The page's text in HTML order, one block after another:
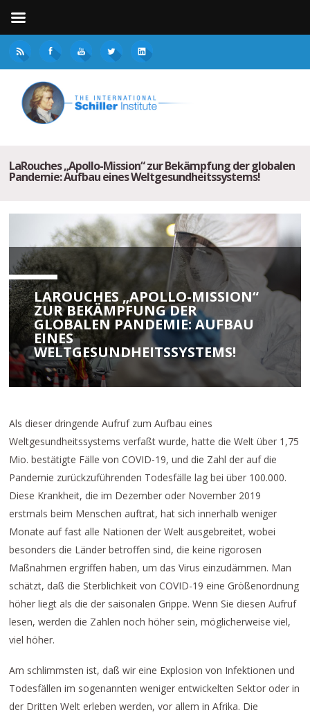
LaRouches „Apollo-Mission“ zur Bekämpfung der globalen
Pandemie: Aufbau eines Weltgesundheitssystems!
LAROUCHES „APOLLO-MISSION“
ZUR BEKÄMPFUNG DER
GLOBALEN PANDEMIE: AUFBAU
EINES
WELTGESUNDHEITSSYSTEMS!
Als dieser dringende Aufruf zum Aufbau eines
Weltgesundheitssystems verfaßt wurde, hatte die Welt über 1,75
Mio. bestätigte Fälle von COVID-19, und die Zahl der auf die
Pandemie zurückzuführenden Todesfälle lag bei über 100.000.
Diese Krankheit, die im Dezember oder November 2019
erstmals beim Menschen auftrat, hat sich innerhalb weniger
Monate auf fast alle Nationen der Welt ausgebreitet, wobei
besonders die Länder betroffen sind, die keine rigorosen
Maßnahmen ergriffen haben, um das Virus einzudämmen. Man
schätzt, daß die Sterblichkeit von COVID-19 eine Größenordnung
höher liegt als die der saisonalen Grippe. Wenn Sie diesen Aufruf
lesen, werden die Zahlen noch höher sein, möglicherweise viel,
viel höher.
Am schlimmsten ist, daß wir eine Explosion von Infektionen und
Todesfällen im sogenannten weniger entwickelten Sektor oder in
der Dritten Welt erleben werden, vor allem in Afrika. Die